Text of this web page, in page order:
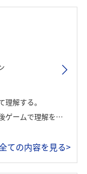
解する。
理解を確認した。
ての内容を見る>